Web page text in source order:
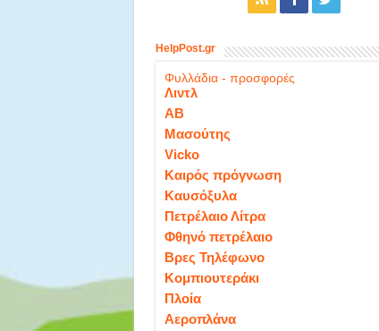
HelpPost.gr
Φυλλάδια - προσφορές
Λιντλ
ΑΒ
Μασούτης
Vicko
Καιρός πρόγνωση
Καυσόξυλα
Πετρέλαιο Λίτρα
Φθηνό πετρέλαιο
Βρες Τηλέφωνο
Κομπιουτεράκι
Πλοία
Αεροπλάνα